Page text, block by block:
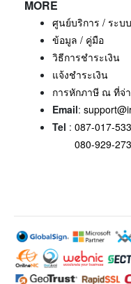
MORE
ศูนย์บริการ / ระบ
ข้อมูล / คู่มือ
วิธีการชำระเงิน
แจ้งชำระเงิน
การหักภาษี ณ ที่จ่
Email:
Tel : 087-017-
080-929-